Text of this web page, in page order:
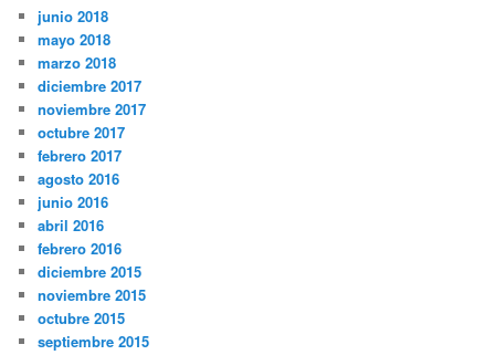
junio 2018
mayo 2018
marzo 2018
diciembre 2017
noviembre 2017
octubre 2017
febrero 2017
agosto 2016
junio 2016
abril 2016
febrero 2016
diciembre 2015
noviembre 2015
octubre 2015
septiembre 2015